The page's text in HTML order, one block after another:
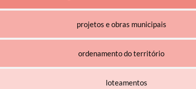
projetos e obras municipais
ordenamento do território
loteamentos